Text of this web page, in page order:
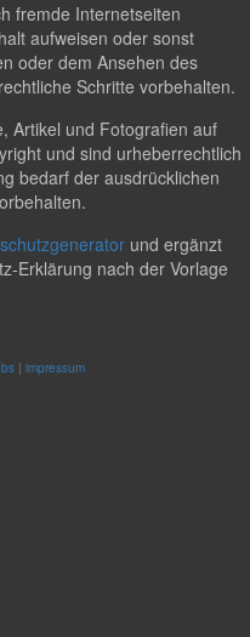
fremde Internetseiten
aufweisen oder sonst
oder dem Ansehen des
Schritte vorbehalten.
Artikel und Fotografien auf
und sind urheberrechtlich
bedarf der ausdrücklichen
und ergänzt
Erklärung nach der Vorlage
| impressum